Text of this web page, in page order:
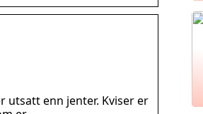
utsatt enn jenter. Kviser er